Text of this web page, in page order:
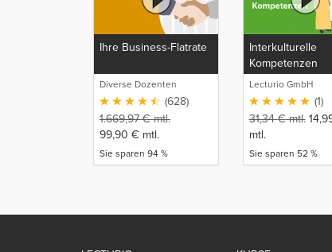
Ihre Business-Flatrate
Diverse Dozenten
(628)
1.669,97€mtl.
99,90 € mtl.
Sie sparen 94 %
Interkulturelle
Kompetenzen
Lecturio GmbH
(1)
31,34€mtl.
mtl.
Sie sparen 52 %